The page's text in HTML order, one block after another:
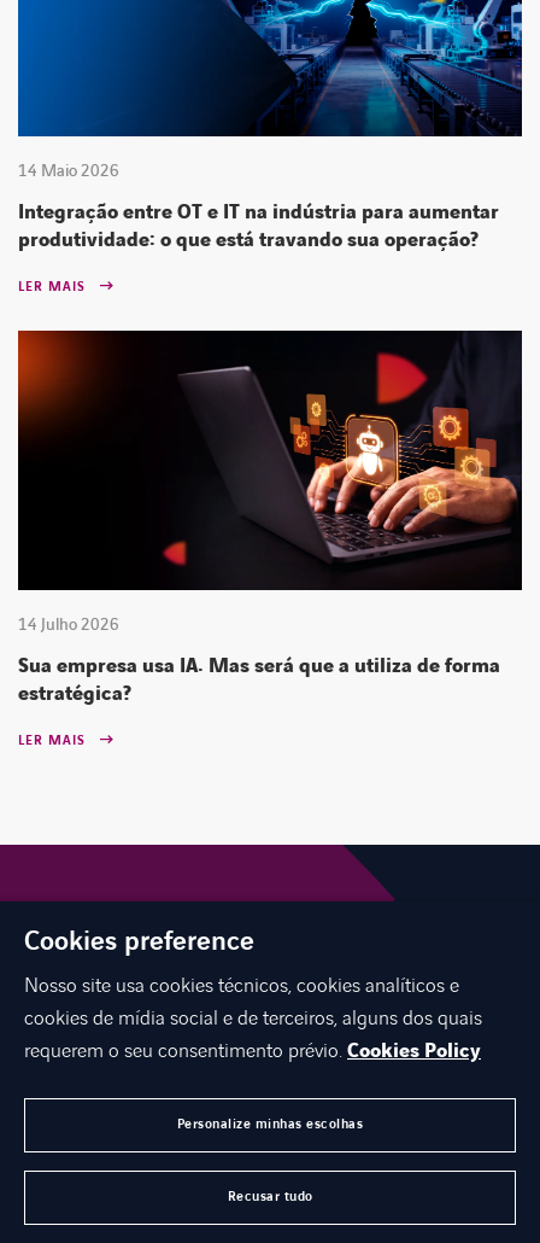
14 Maio 2026
Integração entre OT e IT na indústria para aumentar
produtividade: o que está travando sua operação?
LER MAIS
14 Julho 2026
Sua empresa usa IA. Mas será que a utiliza de forma
estratégica?
LER MAIS
INTERNATIONAL NETWORK
CARREIRAS
CONTATO
Cookies preference
Nosso site usa cookies técnicos, cookies analíticos e
cookies de mídia social e de terceiros, alguns dos quais
requerem o seu consentimento prévio.Cookies Policy
Personalize minhas escolhas
Recusar tudo